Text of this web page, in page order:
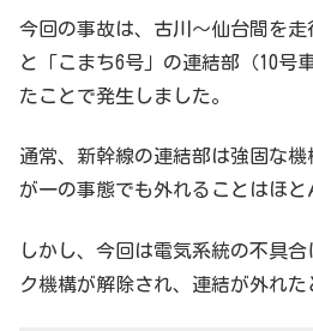
今回の事故は、古川～仙台間を走
と「こまち6号」の連結部（10号
たことで発生しました。
通常、新幹線の連結部は強固な
が一の事態でも外れることはほと
しかし、今回は電気系統の不具
ク機構が解除され、連結が外れた